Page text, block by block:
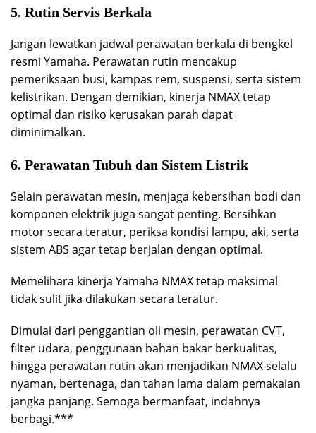
5. Rutin Servis Berkala
Jangan lewatkan jadwal perawatan berkala di bengkel
resmi Yamaha. Perawatan rutin mencakup
pemeriksaan busi, kampas rem, suspensi, serta sistem
kelistrikan. Dengan demikian, kinerja NMAX tetap
optimal dan risiko kerusakan parah dapat
diminimalkan.
6. Perawatan Tubuh dan Sistem Listrik
Selain perawatan mesin, menjaga kebersihan bodi dan
komponen elektrik juga sangat penting. Bersihkan
motor secara teratur, periksa kondisi lampu, aki, serta
sistem ABS agar tetap berjalan dengan optimal.
Memelihara kinerja Yamaha NMAX tetap maksimal
tidak sulit jika dilakukan secara teratur.
Dimulai dari penggantian oli mesin, perawatan CVT,
filter udara, penggunaan bahan bakar berkualitas,
hingga perawatan rutin akan menjadikan NMAX selalu
nyaman, bertenaga, dan tahan lama dalam pemakaian
jangka panjang. Semoga bermanfaat, indahnya
berbagi.***